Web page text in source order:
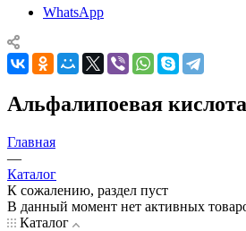
WhatsApp
Альфалипоевая
Главная
—
Каталог
К сожалению, раздел пуст
В данный момент нет активных
Каталог